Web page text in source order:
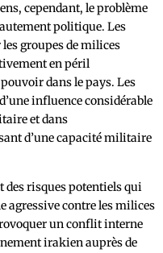
cependant, le problème
politique. Les
groupes de milices
en péril
dans le pays. Les
influence considérable
et dans
d’une capacité militaire
risques potentiels qui
agressive contre les milices
un conflit interne
irakien auprès de